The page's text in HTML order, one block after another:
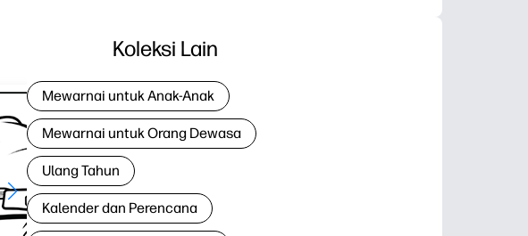
Koleksi Lain
Mewarnai untuk Anak-Anak
Mewarnai untuk Orang Dewasa
Ulang Tahun
Kalender dan Perencana